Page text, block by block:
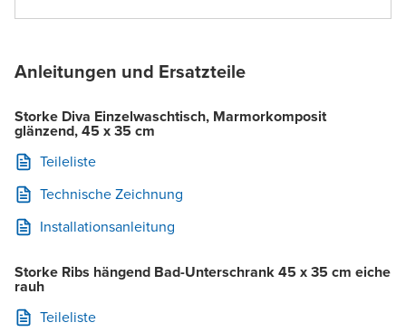
Anleitungen und Ersatzteile
Storke Diva Einzelwaschtisch, Marmorkomposit
glänzend, 45 x 35 cm
Teileliste
Technische Zeichnung
Installationsanleitung
Storke Ribs hängend Bad-Unterschrank 45 x 35 cm eiche
rauh
Teileliste